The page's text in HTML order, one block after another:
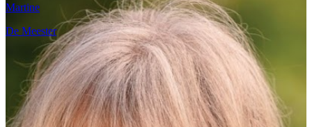
Martine
De Meester